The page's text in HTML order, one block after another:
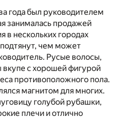
года был руководителем
занималась продажей
в нескольких городах
чем может
Русые волосы,
вкупе с хорошей фигурой
противоположного пола.
магнитом для многих.
голубой рубашки,
плечи и отлично